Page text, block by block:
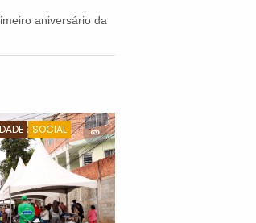
aniversário da
SOCIAL